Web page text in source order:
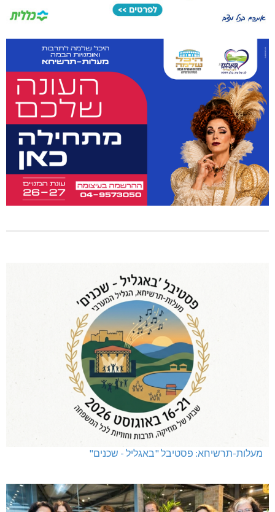
מעלות-תרשיחא: פסטיבל "באגליל - שכנים"